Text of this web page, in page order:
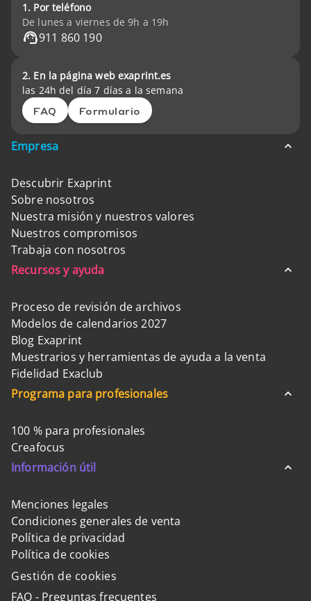
1. Por teléfono
De lunes a viernes de 9h a 19h
911 860 190
2. En la página web exaprint.es
las 24h del día 7 días a la semana
FAQ Formulario
Empresa
Descubrir Exaprint
Sobre nosotros
Nuestra misión y nuestros valores
Nuestros compromisos
Trabaja con nosotros
Recursos y ayuda
Proceso de revisión de archivos
Modelos de calendarios 2027
Blog Exaprint
Muestrarios y herramientas de ayuda a la venta
Fidelidad Exaclub
Programa para profesionales
100 % para profesionales
Creafocus
Información útil
Menciones legales
Condiciones generales de venta
Política de privacidad
Política de cookies
Gestión de cookies
FAQ - Preguntas frecuentes